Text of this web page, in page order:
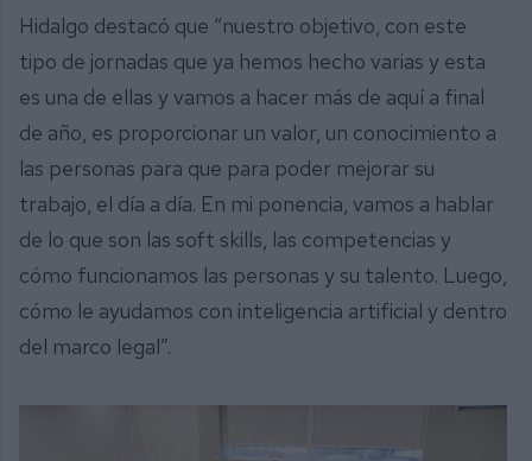
Hidalgo destacó que “nuestro objetivo, con este
tipo de jornadas que ya hemos hecho varias y esta
es una de ellas y vamos a hacer más de aquí a final
de año, es proporcionar un valor, un conocimiento a
las personas para que para poder mejorar su
trabajo, el día a día. En mi ponencia, vamos a hablar
de lo que son las soft skills, las competencias y
cómo funcionamos las personas y su talento. Luego,
cómo le ayudamos con inteligencia artificial y dentro
del marco legal”.